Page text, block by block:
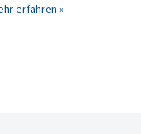
erfahren »